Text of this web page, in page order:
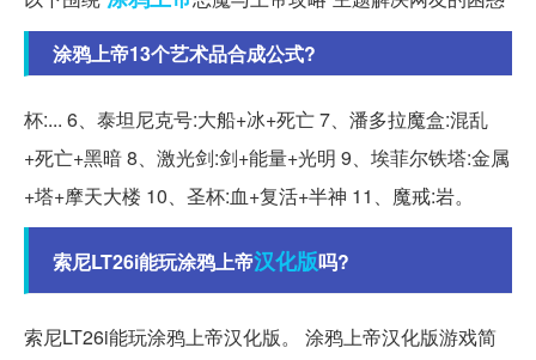
涂鸦上帝13个艺术品合成公式?
杯:... 6、泰坦尼克号:大船+冰+死亡 7、潘多拉魔盒:混乱
+死亡+黑暗 8、激光剑:剑+能量+光明 9、埃菲尔铁塔:金属
+塔+摩天大楼 10、圣杯:血+复活+半神 11、魔戒:岩。
索尼LT26i能玩涂鸦上帝汉化版吗?
索尼LT26i能玩涂鸦上帝汉化版。 涂鸦上帝汉化版游戏简